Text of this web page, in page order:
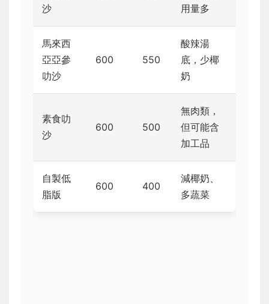
沙
用量多
馬來西
亞亞參
叻沙
600 550
酸辣湯
底，少椰
奶
素食叻
沙
600 500
無肉類，
但可能含
加工品
自製低
脂版
600 400
減椰奶、
多蔬菜